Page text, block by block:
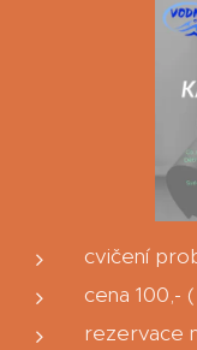
cvičení
cena 100,-
rezervace